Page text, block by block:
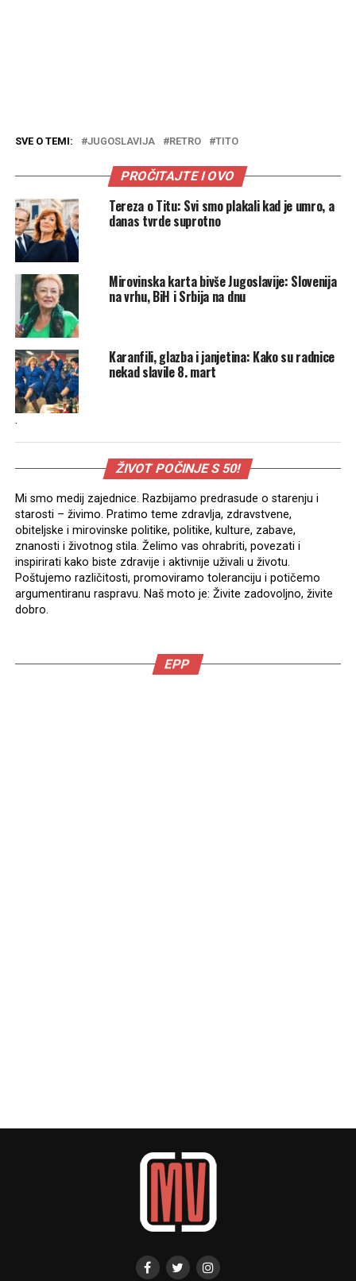
SVE O TEMI: JUGOSLAVIJA RETRO TITO
PROČITAJTE I OVO
Tereza o Titu: Svi smo plakali kad je umro, a
danas tvrde suprotno
Mirovinska karta bivše Jugoslavije: Slovenija
na vrhu, BiH i Srbija na dnu
Karanfili, glazba i janjetina: Kako su radnice
nekad slavile 8. mart
.
ŽIVOT POČINJE S 50!
Mi smo medij zajednice. Razbijamo predrasude o starenju i
starosti – živimo. Pratimo teme zdravlja, zdravstvene,
obiteljske i mirovinske politike, politike, kulture, zabave,
znanosti i životnog stila. Želimo vas ohrabriti, povezati i
inspirirati kako biste zdravije i aktivnije uživali u životu.
Poštujemo različitosti, promoviramo toleranciju i potičemo
argumentiranu raspravu. Naš moto je: Živite zadovoljno, živite
dobro.
EPP